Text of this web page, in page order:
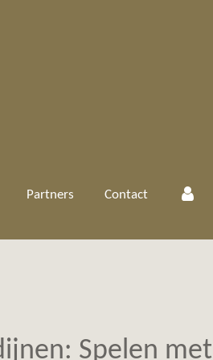
Partners Contact
Spelen met